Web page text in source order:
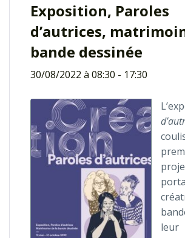
Exposition, Paroles
d’autrices,
bande dessinée
30/08/2022 à 08:30 - 17:30
leur